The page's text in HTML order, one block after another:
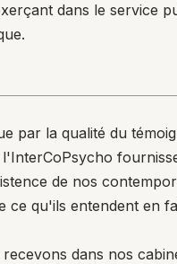
dans le service
par la qualité du
de nos
qu'ils entendent en
dans nos